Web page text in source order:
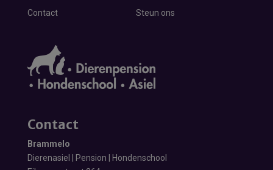
Contact
Steun ons
Contact
Brammelo
Dierenasiel | Pension | Hondenschool